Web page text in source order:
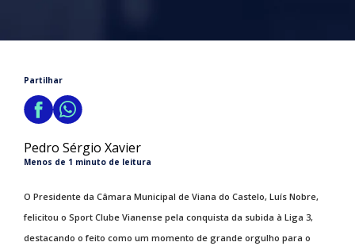
Partilhar
Pedro Sérgio Xavier
Menos de 1 minuto de leitura
O Presidente da Câmara Municipal de Viana do Castelo, Luís Nobre,
felicitou o Sport Clube Vianense pela conquista da subida à Liga 3,
destacando o feito como um momento de grande orgulho para o